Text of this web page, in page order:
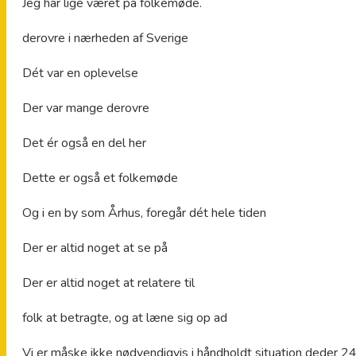
derovre i nærheden af Sverige
Dét var en oplevelse
Der var mange derovre
Det ér også en del her
Dette er også et folkemøde
Og i en by som Århus, foregår dét hele tiden
Der er altid noget at se på
Der er altid noget at relatere til
folk at betragte, og at læne sig op ad